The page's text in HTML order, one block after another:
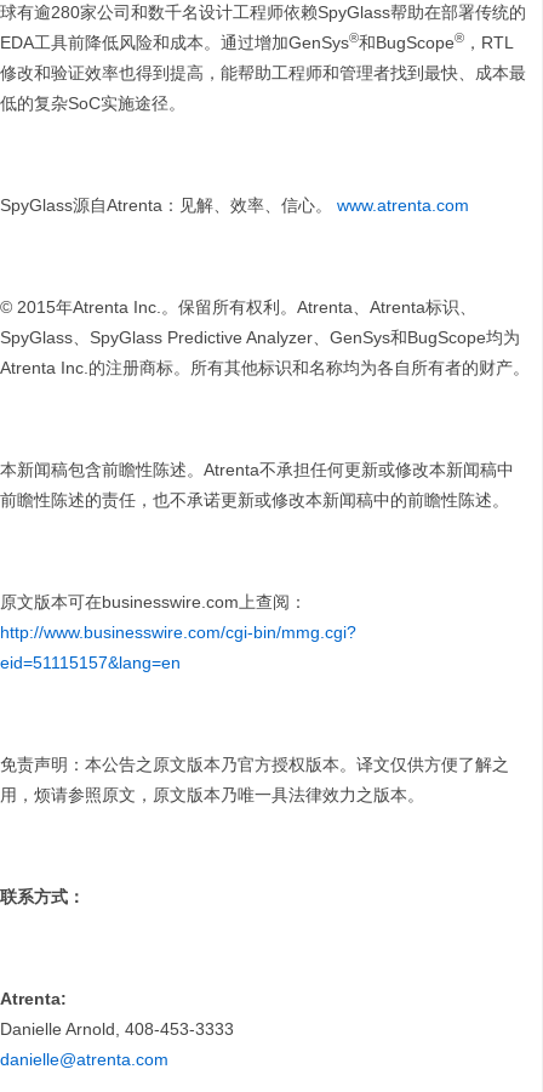
球有逾280家公司和数千名设计工程师依赖SpyGlass帮助在部署传统的
EDA工具前降低风险和成本。通过增加GenSys®和BugScope® ，RTL
修改和验证效率也得到提高，能帮助工程师和管理者找到最快、成本最
低的复杂SoC实施途径。
SpyGlass源自Atrenta：见解、效率、信心。 www.atrenta.com
© 2015年Atrenta Inc.。保留所有权利。Atrenta、Atrenta标识、
SpyGlass、SpyGlass Predictive Analyzer、GenSys和BugScope均为
Atrenta Inc.的注册商标。所有其他标识和名称均为各自所有者的财产。
本新闻稿包含前瞻性陈述。Atrenta不承担任何更新或修改本新闻稿中
前瞻性陈述的责任，也不承诺更新或修改本新闻稿中的前瞻性陈述。
原文版本可在businesswire.com上查阅：
http://www.businesswire.com/cgi-bin/mmg.cgi?
eid=51115157&lang=en
免责声明：本公告之原文版本乃官方授权版本。译文仅供方便了解之
用，烦请参照原文，原文版本乃唯一具法律效力之版本。
联系方式：
Atrenta:
Danielle Arnold, 408-453-3333
danielle@atrenta.com